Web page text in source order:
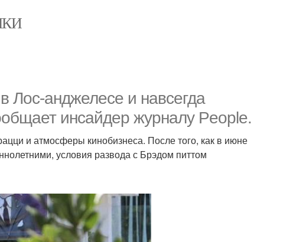
Лос-анджелесе и навсегда
инсайдер журналу People.
и атмосферы кинобизнеса. После того, как в июне
условия развода с Брэдом питтом